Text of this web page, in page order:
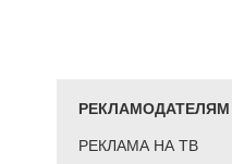
РЕКЛАМОДАТЕЛЯМ
РЕКЛАМА НА ТВ